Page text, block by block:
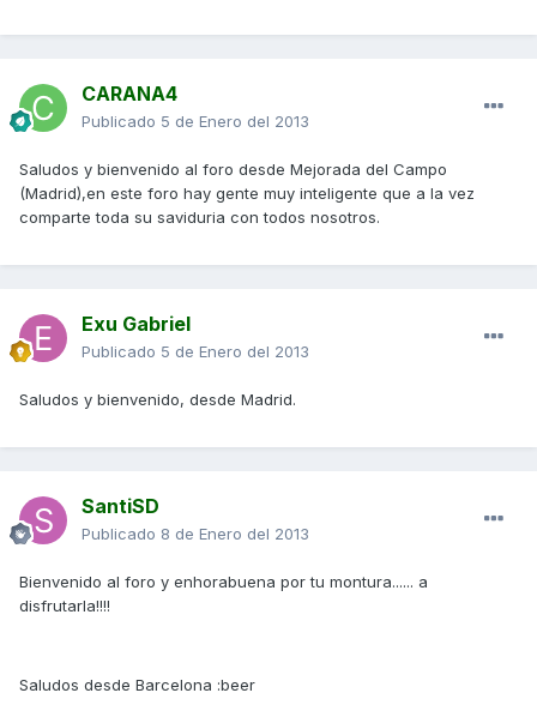
CARANA4
Publicado 5 de Enero del 2013
Saludos y bienvenido al foro desde Mejorada del Campo
(Madrid),en este foro hay gente muy inteligente que a la vez
comparte toda su saviduria con todos nosotros.
Exu Gabriel
Publicado 5 de Enero del 2013
Saludos y bienvenido, desde Madrid.
SantiSD
Publicado 8 de Enero del 2013
Bienvenido al foro y enhorabuena por tu montura...... a
disfrutarla!!!!
Saludos desde Barcelona :beer